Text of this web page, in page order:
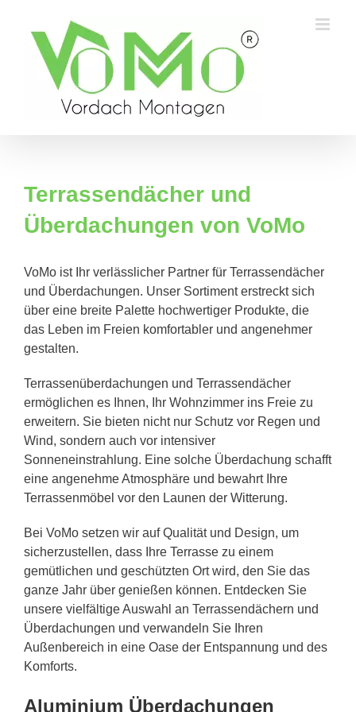
content
Terrassendächer und
Überdachungen von VoMo
VoMo ist Ihr verlässlicher Partner für Terrassendächer
und Überdachungen. Unser Sortiment erstreckt sich
über eine breite Palette hochwertiger Produkte, die
das Leben im Freien komfortabler und angenehmer
gestalten.
Terrassenüberdachungen und Terrassendächer
ermöglichen es Ihnen, Ihr Wohnzimmer ins Freie zu
erweitern. Sie bieten nicht nur Schutz vor Regen und
Wind, sondern auch vor intensiver
Sonneneinstrahlung. Eine solche Überdachung schafft
eine angenehme Atmosphäre und bewahrt Ihre
Terrassenmöbel vor den Launen der Witterung.
Bei VoMo setzen wir auf Qualität und Design, um
sicherzustellen, dass Ihre Terrasse zu einem
gemütlichen und geschützten Ort wird, den Sie das
ganze Jahr über genießen können. Entdecken Sie
unsere vielfältige Auswahl an Terrassendächern und
Überdachungen und verwandeln Sie Ihren
Außenbereich in eine Oase der Entspannung und des
Komforts.
Aluminium Überdachungen